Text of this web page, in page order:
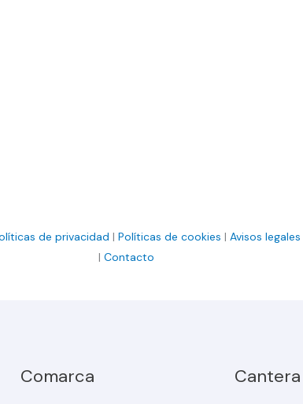
de privacidad | Políticas de cookies | Avisos legales
| Contacto
Comarca Cantera